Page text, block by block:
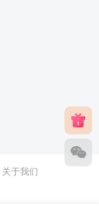
关于我们